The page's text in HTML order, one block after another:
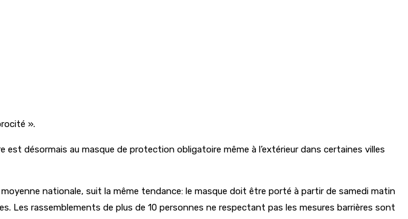
».
est désormais au masque de protection obligatoire même à l’extérieur dans certaines villes
nationale, suit la même tendance: le masque doit être porté à partir de samedi matin
Les rassemblements de plus de 10 personnes ne respectant pas les mesures barrières sont